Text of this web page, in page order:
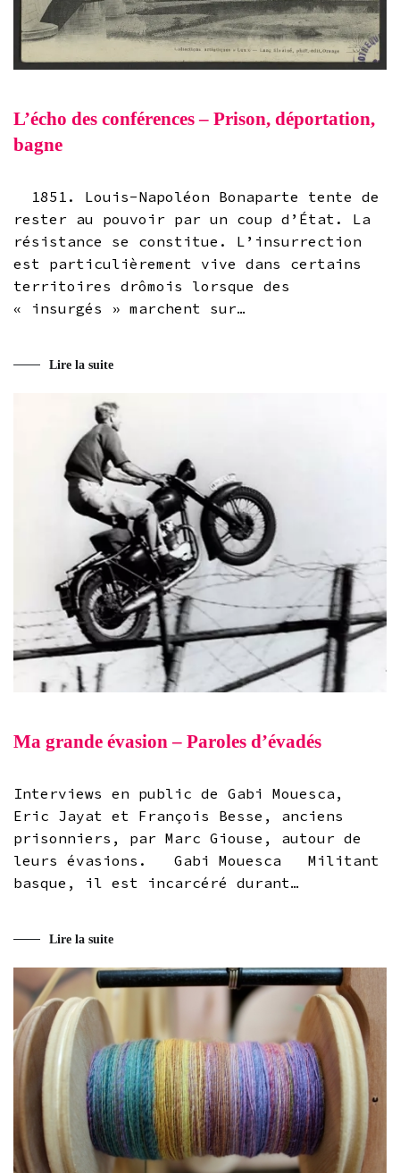
L’écho des conférences – Prison, déportation,
bagne
1851. Louis-Napoléon Bonaparte tente de
rester au pouvoir par un coup d’État. La
résistance se constitue. L’insurrection
est particulièrement vive dans certains
territoires drômois lorsque des
« insurgés » marchent sur…
Lire la suite
Ma grande évasion – Paroles d’évadés
Interviews en public de Gabi Mouesca,
Eric Jayat et François Besse, anciens
prisonniers, par Marc Giouse, autour de
leurs évasions. Gabi Mouesca Militant
basque, il est incarcéré durant…
Lire la suite